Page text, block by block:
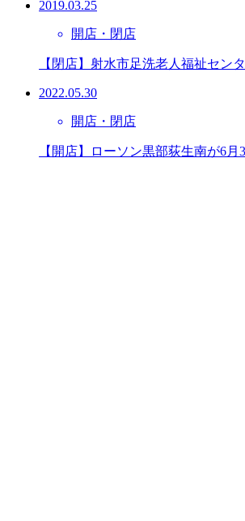
2019.03.25
開店・閉店
【閉店】射水市足洗老人福祉セン
2022.05.30
開店・閉店
【開店】ローソン黒部荻生南が6